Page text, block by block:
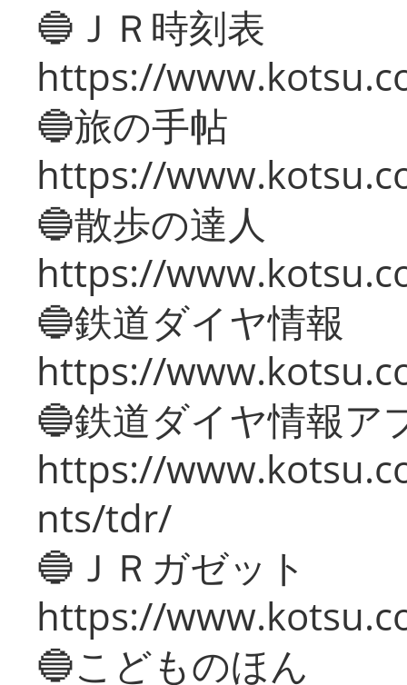
🔵ＪＲ時刻表
https://
🔵旅の手帖
https://
🔵散歩の達人
https://
🔵鉄道ダイヤ情報
https://
🔵鉄道ダイヤ情報ア
https://
nts/tdr/
🔵ＪＲガゼット
https://
🔵こどものほん